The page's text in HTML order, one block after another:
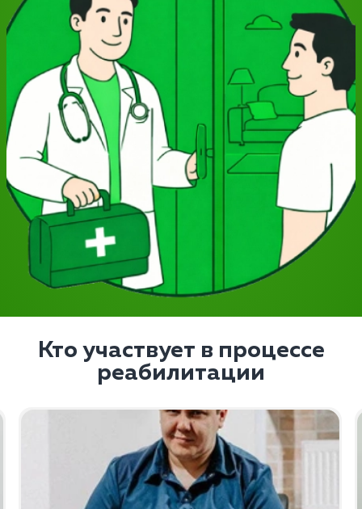
Кто участвует в процессе
реабилитации